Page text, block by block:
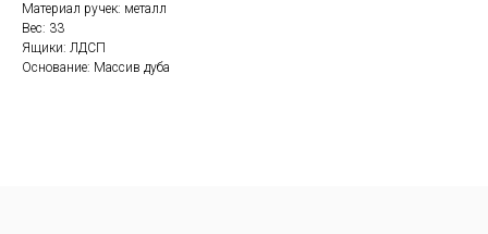
Материал ручек: металл
Вес: 33
Ящики: ЛДСП
Основание: Массив дуба